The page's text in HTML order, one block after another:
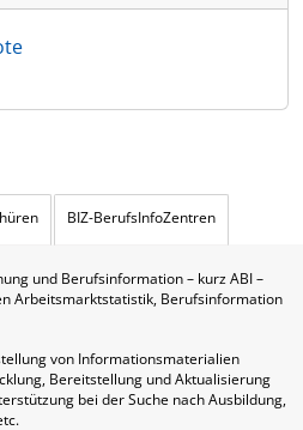
BIZ-BerufsInfoZentren
und Berufsinformation – kurz ABI –
Arbeitsmarktstatistik, Berufsinformation
von Informationsmaterialien
Bereitstellung und Aktualisierung
bei der Suche nach Ausbildung,